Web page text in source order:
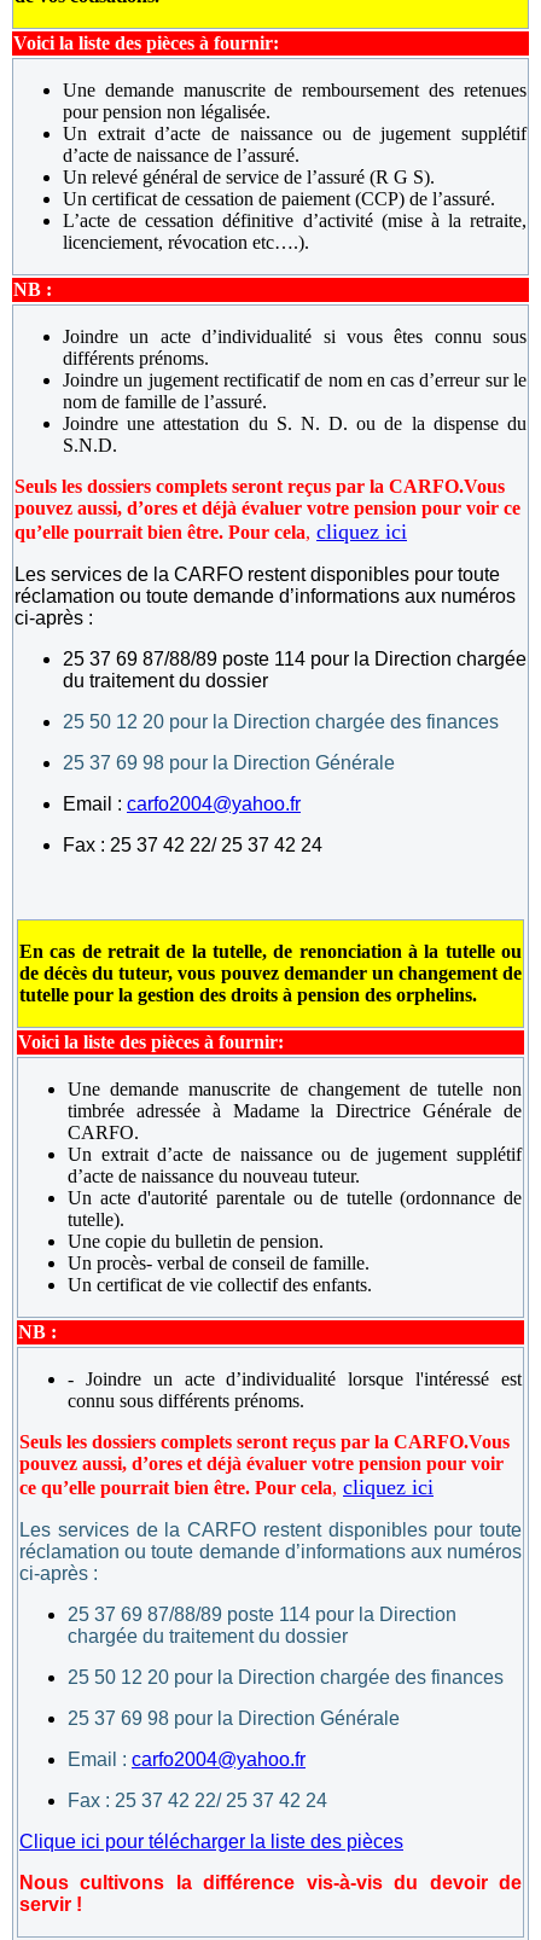
Voici la liste des pièces à fournir:
Une demande manuscrite de remboursement des retenues
pour pension non légalisée.
Un extrait d’acte de naissance ou de jugement supplétif
d’acte de naissance de l’assuré.
Un relevé général de service de l’assuré (R G S).
Un certificat de cessation de paiement (CCP) de l’assuré.
L’acte de cessation définitive d’activité (mise à la retraite,
licenciement, révocation etc….).
NB :
Joindre un acte d’individualité si vous êtes connu sous
différents prénoms.
Joindre un jugement rectificatif de nom en cas d’erreur sur le
nom de famille de l’assuré.
Joindre une attestation du S. N. D. ou de la dispense du
S.N.D.
Seuls les dossiers complets seront reçus par la CARFO.Vous
pouvez aussi, d’ores et déjà évaluer votre pension pour voir ce
qu’elle pourrait bien être. Pour cela, cliquez ici
Les services de la CARFO restent disponibles pour toute
réclamation ou toute demande d’informations aux numéros
ci-après :
25 37 69 87/88/89 poste 114 pour la Direction chargée
du traitement du dossier
25 50 12 20 pour la Direction chargée des finances
25 37 69 98 pour la Direction Générale
Email : carfo2004@yahoo.fr
Fax : 25 37 42 22/ 25 37 42 24
En cas de retrait de la tutelle, de renonciation à la tutelle ou
de décès du tuteur, vous pouvez demander un changement de
tutelle pour la gestion des droits à pension des orphelins.
Voici la liste des pièces à fournir:
Une demande manuscrite de changement de tutelle non
timbrée adressée à Madame la Directrice Générale de
CARFO.
Un extrait d’acte de naissance ou de jugement supplétif
d’acte de naissance du nouveau tuteur.
Un acte d'autorité parentale ou de tutelle (ordonnance de
tutelle).
Une copie du bulletin de pension.
Un procès- verbal de conseil de famille.
Un certificat de vie collectif des enfants.
NB :
- Joindre un acte d’individualité lorsque l'intéressé est
connu sous différents prénoms.
Seuls les dossiers complets seront reçus par la CARFO.Vous
pouvez aussi, d’ores et déjà évaluer votre pension pour voir
ce qu’elle pourrait bien être. Pour cela, cliquez ici
Les services de la CARFO restent disponibles pour toute
réclamation ou toute demande d’informations aux numéros
ci-après :
25 37 69 87/88/89 poste 114 pour la Direction
chargée du traitement du dossier
25 50 12 20 pour la Direction chargée des finances
25 37 69 98 pour la Direction Générale
Email : carfo2004@yahoo.fr
Fax : 25 37 42 22/ 25 37 42 24
Clique ici pour télécharger la liste des pièces
Nous cultivons la différence vis-à-vis du devoir de
servir !